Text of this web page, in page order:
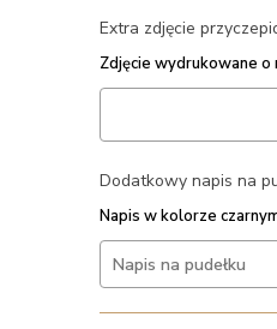
Extra zdjęcie
Zdjęcie wydrukowane
Dodatkowy napis na
Napis w kolorze